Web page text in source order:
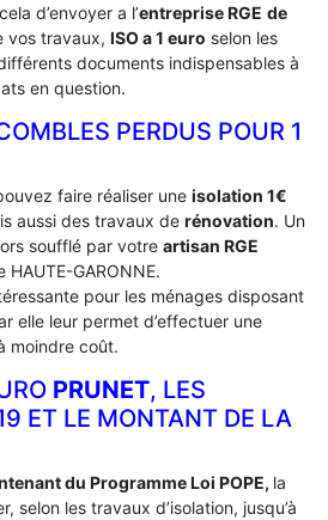
d’envoyer a l’entreprise RGE de
vos travaux, ISO a 1 euro selon les
documents indispensables à
en question.
PERDUS POUR 1
faire réaliser une isolation 1€
aussi des travaux de rénovation. Un
soufflé par votre artisan RGE
GARONNE.
pour les ménages disposant
elle leur permet d’effectuer une
moindre coût.
PRUNET, LES
ET LE MONTANT DE LA
du Programme Loi POPE, la
selon les travaux d’isolation, jusqu’à